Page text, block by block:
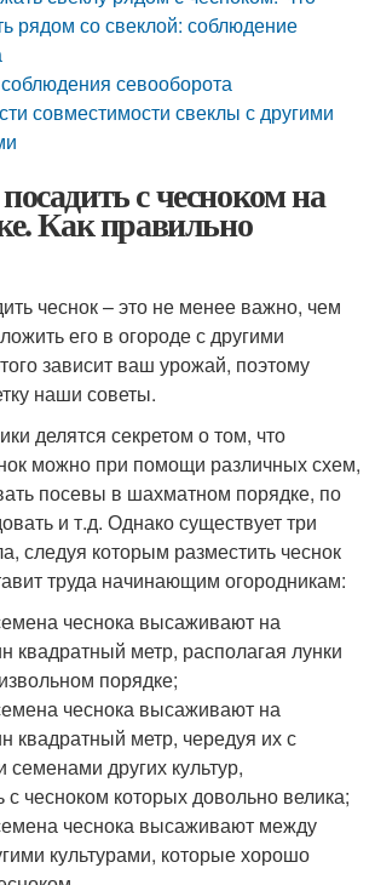
рядом со свеклой: соблюдение
севооборота
совместимости свеклы с другими
с чесноком на
Как правильно
чеснок – это не менее важно, чем
его в огороде с другими
зависит ваш урожай, поэтому
наши советы.
делятся секретом о том, что
можно при помощи различных схем,
посевы в шахматном порядке, по
и т.д. Однако существует три
следуя которым разместить чеснок
труда начинающим огородникам:
чеснока высаживают на
квадратный метр, располагая лунки
порядке;
чеснока высаживают на
квадратный метр, чередуя их с
других культур,
с чесноком которых довольно велика;
чеснока высаживают между
культурами, которые хорошо